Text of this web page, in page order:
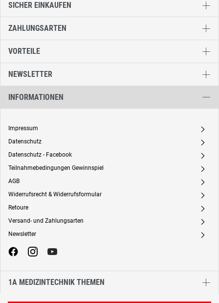
SICHER EINKAUFEN
ZAHLUNGSARTEN
VORTEILE
NEWSLETTER
INFORMATIONEN
Impressum A
Datenschutz A
Datenschutz - Facebook A
Teilnahmebedingungen Gewinnspiel A
AGB A
Widerrufsrecht & Widerrufsformular A
Retoure A
Versand- und Zahlungsarten A
Newsletter A
1A MEDIZINTECHNIK THEMEN